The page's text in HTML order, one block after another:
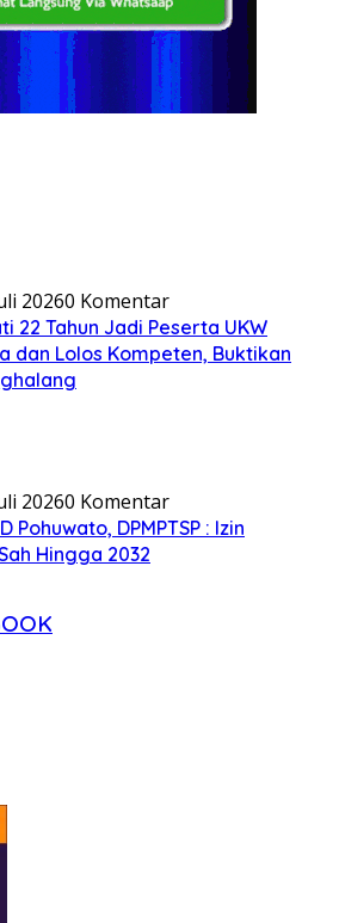
20260 Komentar
22 Tahun Jadi Peserta UKW
dan Lolos Kompeten, Buktikan
20260 Komentar
Pohuwato, DPMPTSP : Izin
Hingga 2032